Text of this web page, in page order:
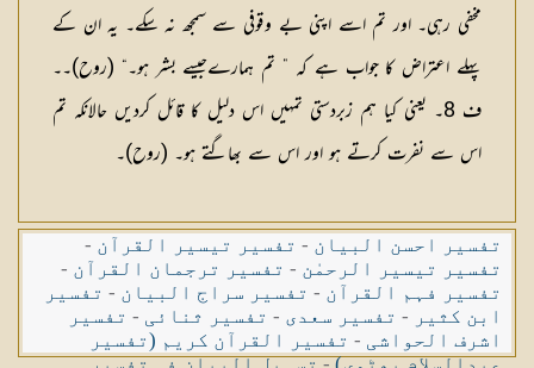
مخفی رہی۔ اور تم اسے اپنی بے وقوفی سے سمجھ نہ سکے۔ یہ ان کے
پہلے اعتراض کا جواب ہے کہ ” تم ہمارےجیسے بشر ہو۔“ (روح)۔۔
ف 8۔ یعنی کیا ہم زبردستی تمہیں اس دلیل کا قائل کردیں حالانکہ تم
اس سے نفرت کرتے ہو اور اس سے بھاگتے ہو۔ (روح)۔
تفسیر احسن البیان - تفسیر تیسیر القرآن -
تفسیر تیسیر الرحمٰن - تفسیر ترجمان القرآن -
تفسیر فہم القرآن - تفسیر سراج البیان - تفسیر
ابن کثیر - تفسیر سعدی - تفسیر ثنائی - تفسیر
اشرف الحواشی - تفسیر القرآن کریم (تفسیر